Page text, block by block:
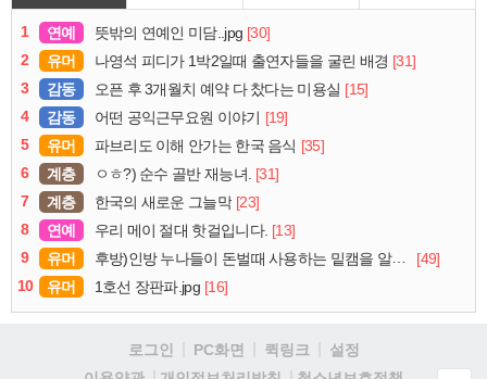
1 연예 뜻밖의 연예인 미담..jpg [30]
2
유머 나영석 피디가 1박2일때 출연자들을 굴린 배경 [31]
3
감동 오픈 후 3개월치 예약 다 찼다는 미용실 [15]
4
감동 어떤 공익근무요원 이야기 [19]
5
유머 파브리도 이해 안가는 한국 음식 [35]
6
계층 ㅇㅎ?) 순수 골반 재능녀. [31]
7
계층 한국의 새로운 그늘막 [23]
8
연예 우리 메이 절대 핫걸입니다. [13]
9
유머 후방)인방 누나들이 돈벌때 사용하는 밑캠을 알아보자
[49]
10
유머 1호선 장판파.jpg [16]
로그인 PC화면 퀵링크
설정